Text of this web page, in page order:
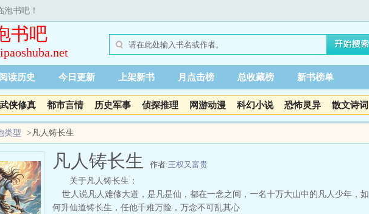
泡书吧！
书吧
阅读历史 今日更新 上架新书 月点击榜 总收藏榜 新书榜单
武侠修真 都市言情 历史军事 侦探推理 网游动漫 科幻小说 恐怖灵异 散文诗词
类型 > 凡人铸长生
凡人铸长生 作者:王权又富贵
关于凡人铸长生：
世人说凡人难修大道，是凡是仙，都在一念之间，一名十万大山中的凡人少年，如
何升仙道铸长生，任他千难万险，万念不可乱其心